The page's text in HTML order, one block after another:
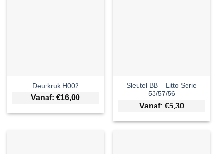
Deurkruk H002
Vanaf: €16,00
Sleutel BB – Litto Serie
53/57/56
Vanaf: €5,30